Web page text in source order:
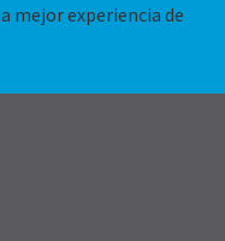
mejor experiencia de